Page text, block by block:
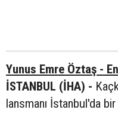
Yunus Emre Öztaş -
İSTANBUL (İHA) -
lansmanı İstanbul'da